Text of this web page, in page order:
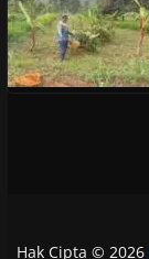
Hak Cipta © 2026